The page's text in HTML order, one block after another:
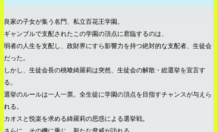
良家の子女が集う名門、私立百花王学園。
ギャンブルで支配されたこの学園の頂点に君臨するのは、
弱者の人生を支配し、政財界にすら影響力を持つ絶対的な支配者、生徒会
だった。
しかし、生徒会長の桃喰綺羅莉は突然、生徒会の解散・総選挙を宣言す
る。
選挙のルールは一人一票。全生徒に学園の頂点を目指すチャンスが与えら
れる。
カオスと悦楽を求める綺羅莉の思惑による選挙戦。